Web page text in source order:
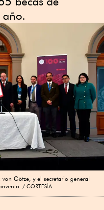
año.
Götze, y el secretario general
CORTESÍA.